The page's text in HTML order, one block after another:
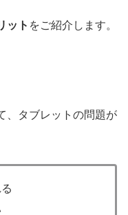
ット をご紹介します。
、タブレットの問題が